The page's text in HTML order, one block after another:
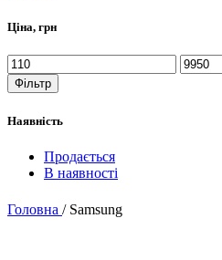
Ціна, грн
Фільтр
Наявність
Продається
В наявності
Головна / Samsung